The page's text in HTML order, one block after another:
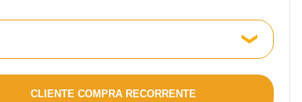
CLIENTE COMPRA RECORRENTE